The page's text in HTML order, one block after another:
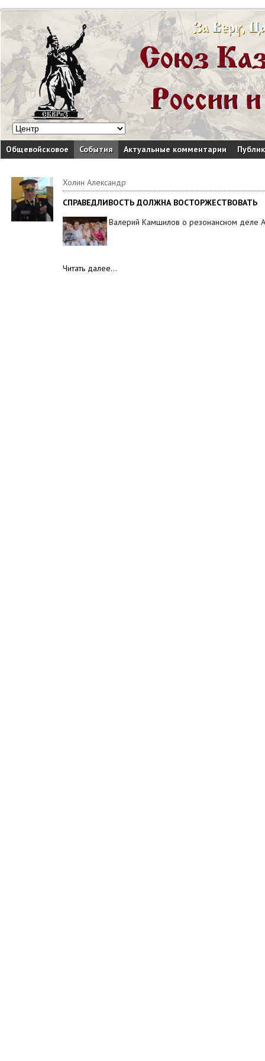
Общевойсковое События Актуальные комментарии
Холин Александр
СПРАВЕДЛИВОСТЬ ДОЛЖНА ВОСТОРЖЕСТВОВАТЬ
Валерий Камшилов о резонансном деле
Читать далее…